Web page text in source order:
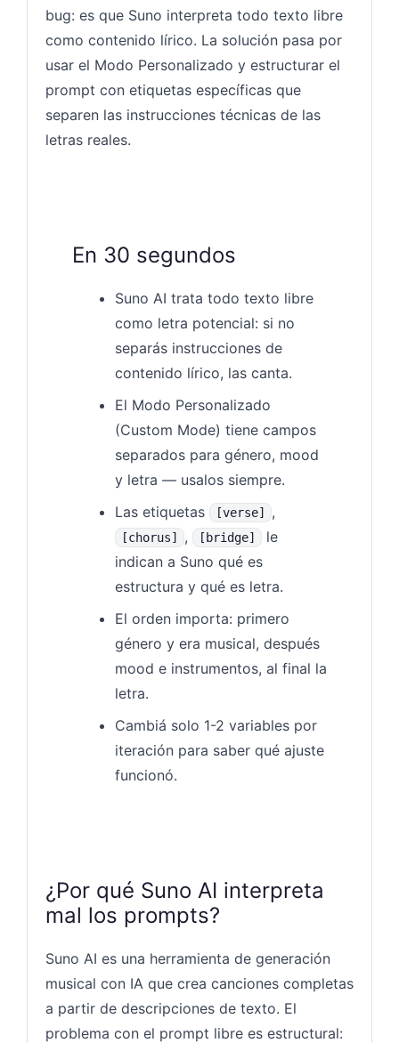
bug: es que Suno interpreta todo texto libre
como contenido lírico. La solución pasa por
usar el Modo Personalizado y estructurar el
prompt con etiquetas específicas que
separen las instrucciones técnicas de las
letras reales.
En 30 segundos
Suno AI trata todo texto libre
como letra potencial: si no
separás instrucciones de
contenido lírico, las canta.
El Modo Personalizado
(Custom Mode) tiene campos
separados para género, mood
y letra — usalos siempre.
Las etiquetas
[verse] ,
[chorus] , [bridge]
le
indican a Suno qué es
estructura y qué es letra.
El orden importa: primero
género y era musical, después
mood e instrumentos, al final la
letra.
Cambiá solo 1-2 variables por
iteración para saber qué ajuste
funcionó.
¿Por qué Suno AI interpreta
mal los prompts?
Suno AI es una herramienta de generación
musical con IA que crea canciones completas
a partir de descripciones de texto. El
problema con el prompt libre es estructural: